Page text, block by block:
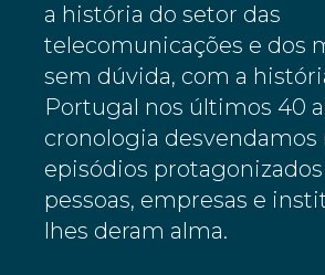
a história do setor das
telecomunicações e dos
sem dúvida, com a
Portugal nos últimos 40
cronologia
episódios protagonizados
pessoas, empresas e
lhes deram alma.